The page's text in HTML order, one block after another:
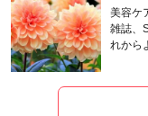
美容ケ
雑誌、
れから